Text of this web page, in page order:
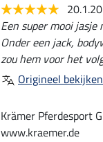
Een super mooi
Onder een jack,
zou hem voor het
Origineel bekijken
Krämer Pferdesport
www.kraemer.de